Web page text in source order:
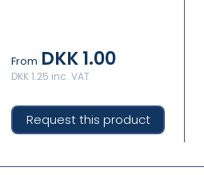
From DKK 1.00
DKK 1.25 inc. VAT
Request this product